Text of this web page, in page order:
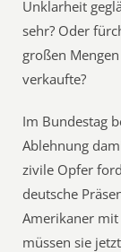
Unklarheit
sehr? Oder
großen
verkaufte?
Im Bundestag
Ablehnung
zivile Opfer
deutsche
Amerikaner
müssen sie